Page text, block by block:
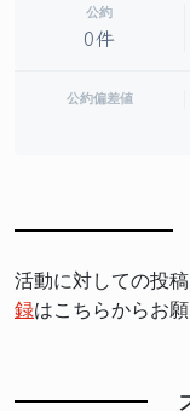
公約
0件
公約偏差値
活動に対しての投
録はこちらからお願